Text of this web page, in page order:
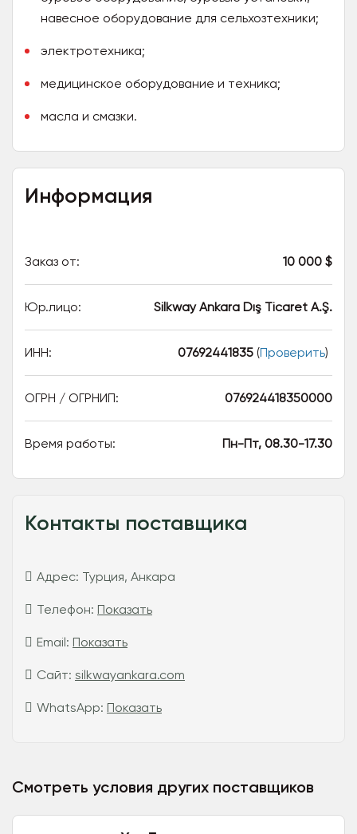
навесное оборудование для сельхозтехники;
электротехника;
медицинское оборудование и техника;
масла и смазки.
Информация
Заказ от: 10 000 $
Юр.лицо: Silkway Ankara Dış Ticaret A.Ş.
ИНН: 07692441835 (Проверить)
ОГРН / ОГРНИП: 076924418350000
Время работы: Пн-Пт, 08.30-17.30
Контакты поставщика
Адрес: Турция, Анкара
Телефон: Показать
Email: Показать
Сайт: silkwayankara.com
WhatsApp: Показать
Смотреть условия других поставщиков